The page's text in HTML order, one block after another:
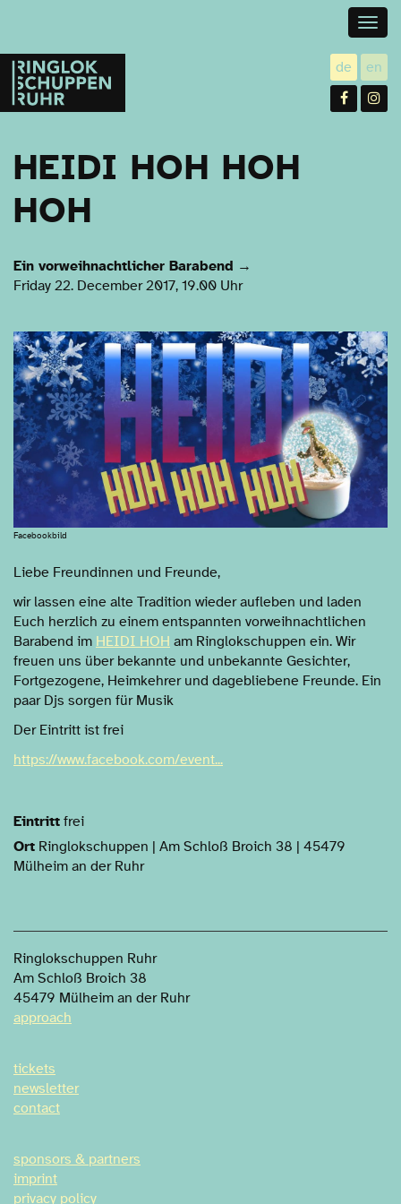
Ringlokschuppen
Ruhr
de utsch
en
HEIDI HOH HOH
HOH
Ein vorweihnachtlicher Barabend
→
Friday 22. December 2017, 19.00 Uhr
Facebookbild
Liebe Freundinnen und Freunde,
wir lassen eine alte Tradition wieder aufleben und laden
Euch herzlich zu einem entspannten vorweihnachtlichen
Barabend im HEIDI HOH am Ringlokschuppen ein. Wir
freuen uns über bekannte und unbekannte Gesichter,
Fortgezogene, Heimkehrer und dagebliebene Freunde. Ein
paar Djs sorgen für Musik
Der Eintritt ist frei
https://www.facebook.com/event...
Eintritt frei
Ort Ringlokschuppen | Am Schloß Broich 38 | 45479
Mülheim an der Ruhr
Ringlokschuppen Ruhr
Am Schloß Broich 38
45479 Mülheim an der Ruhr
approach
tickets
newsletter
contact
sponsors & partners
imprint
privacy policy